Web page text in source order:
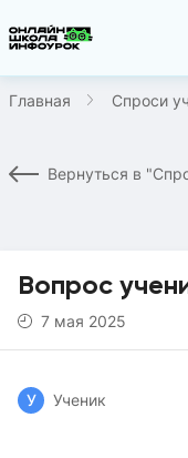
Главная Спроси
Вернуться в
Вопрос
7 мая 2025
У Ученик